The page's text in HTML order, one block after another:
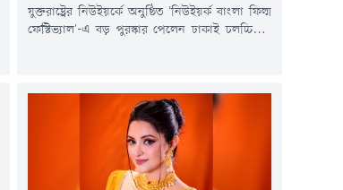
যুক্তরাষ্ট্রের নিউইয়র্কে অনুষ্ঠিত 'নিউইয়র্ক বাংলা ফিল্ম
ফেস্টিভ্যাল'-এ বড় পুরস্কার পেলেন ঢাকাই চলচ্চিত্রের
সম্মাননা পেয়ে সামাজিক মাধ্যমে আবেগঘন বার্তা
দিয়ে সবাইকে ধন্যবাদ ও কৃতজ্ঞতা প্রকাশ করেছেন
এই তারকা। সামাজিক মাধ্যমে পোস্ট করে নিজের...